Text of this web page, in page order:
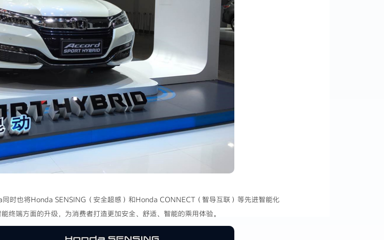
时也将Honda SENSING（安全超感）和Honda CONNECT（智导互联）等先进智能化
终端方面的升级，为消费者打造更加安全、舒适、智能的乘用体验。